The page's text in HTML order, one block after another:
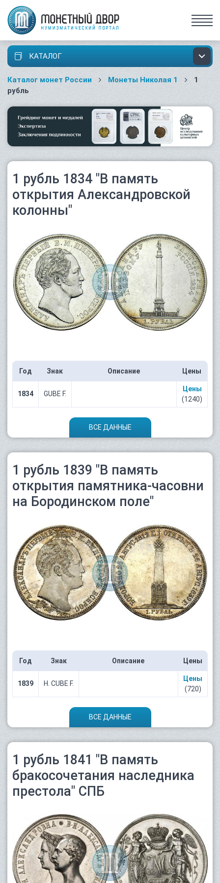
КАТАЛОГ
Каталог монет России Монеты Николая 1
1
рубль
1 рубль 1834 "В память
открытия Александровской
колонны"
Год Знак Описание Цены
1834 GUBE F.
Цены
(1240)
ВСЕ ДАННЫЕ
1 рубль 1839 "В память
открытия памятника-часовни
на Бородинском поле"
Год Знак Описание Цены
1839 Н. CUBE F.
Цены
(720)
ВСЕ ДАННЫЕ
1 рубль 1841 "В память
бракосочетания наследника
престола" СПБ